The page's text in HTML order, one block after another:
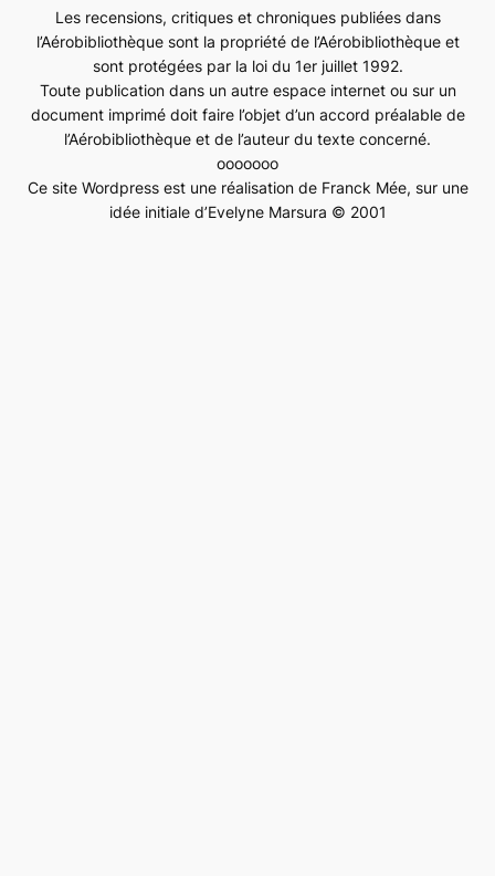
Les recensions, critiques et chroniques publiées dans
l’Aérobibliothèque sont la propriété de l’Aérobibliothèque et
sont protégées par la loi du 1er juillet 1992.
Toute publication dans un autre espace internet ou sur un
document imprimé doit faire l’objet d’un accord préalable de
l’Aérobibliothèque et de l’auteur du texte concerné.
ooooooo
Ce site Wordpress est une réalisation de Franck Mée, sur une
idée initiale d’Evelyne Marsura © 2001